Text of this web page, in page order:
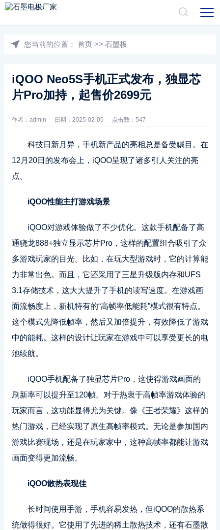
您当前的位置： 首页 >> 石墨板
iQOO Neo5S手机正式发布，独显芯
片Pro加持，起售价2699元
作者：admin 日期：2025-02-05 点击数：547
科技日新月异，手机新产品的亮相总是备受瞩目。在
12月20日的发布会上，iQOO呈现了诸多引人关注的亮
点。
iQOO性能主打游戏场景
iQOO对游戏体验做了不少优化。这款手机配备了高
通骁龙888+独立显示芯片Pro，这样的配置组合吸引了众
多游戏玩家的目光。比如，在玩大型游戏时，它的计算能
力非常出色。而且，它还采用了三星升级版内存和UFS
3.1存储技术，这大大提升了手机的读写速度。在游戏画
面流畅度上，新机特有的“高帧率低能耗”模式很有特点。
这个模式先降低帧率，然后又加倍提升，有效降低了游戏
中的能耗。这样的设计让玩家在游戏中可以享受更长的电
池续航。
iQOO手机配备了独显芯片Pro，这使得游戏画面的
刷新率可以提升至120帧。对于热衷于高帧率游戏体验的
玩家而言，这功能显得尤为关键。像《王者荣耀》这样的
热门游戏，已经实现了原生高帧率模式。无论是参加国内
游戏比赛现场，还是在玩家家中，这种高帧率都能让游戏
画面变得更加流畅。
iQOO散热表现佳
长时间使用手游，手机容易发热，但iQOO的散热系
统做得很好。它使用了先进的稀土散热技术，还有石墨散